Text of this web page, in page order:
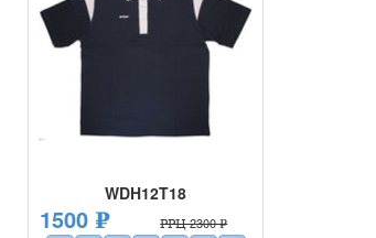
WDH12T18
1500 ₽ РРЦ 2300 ₽